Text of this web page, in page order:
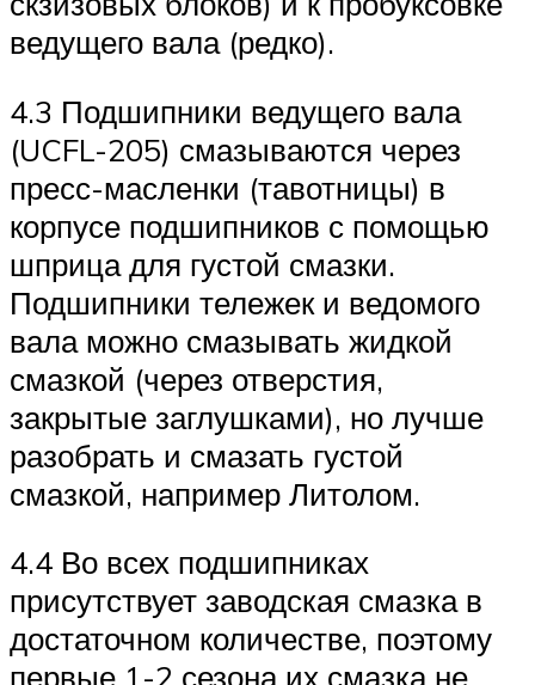
ведущего вала (редко).
4.3 Подшипники ведущего вала
(UCFL-205) смазываются через
пресс-масленки (тавотницы) в
корпусе подшипников с помощью
шприца для густой смазки.
Подшипники тележек и ведомого
вала можно смазывать жидкой
смазкой (через отверстия,
закрытые заглушками), но лучше
разобрать и смазать густой
смазкой, например Литолом.
4.4 Во всех подшипниках
присутствует заводская смазка в
достаточном количестве, поэтому
первые 1-2 сезона их смазка не